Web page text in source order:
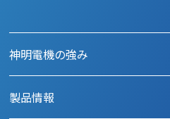
神明電機の強み
製品情報